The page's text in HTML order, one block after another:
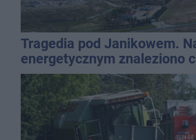
Tragedia pod Janikowem.
energetycznym znaleziono
mężczyzny